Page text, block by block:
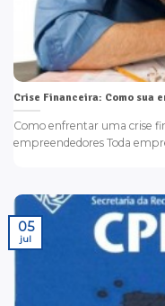
Crise Financeira: Como sua
Como enfrentar uma crise
empreendedores Toda
05
jul